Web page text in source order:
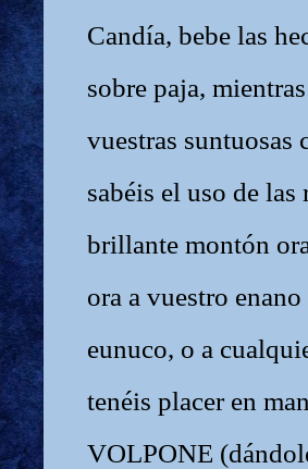
Candía, bebe las
sobre paja,
vuestras suntuosas
sabéis el uso de
brillante montón
ora a vuestro
eunuco, o a
tenéis placer en
VOLPONE